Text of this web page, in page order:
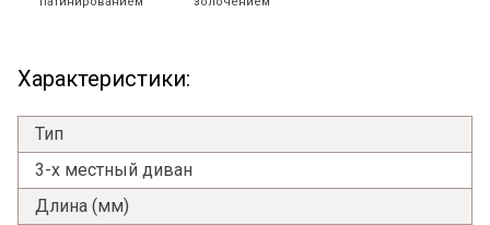
согласен на их обработку.
Характеристики:
Тип
3-х местный диван
Длина (мм)